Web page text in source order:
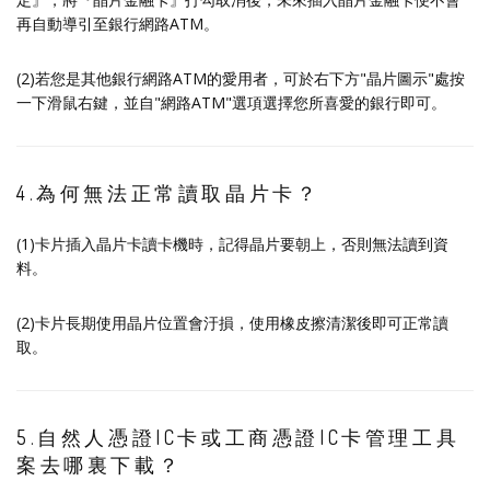
再自動導引至銀行網路ATM。
(2)若您是其他銀行網路ATM的愛用者，可於右下方"晶片圖示"處按
一下滑鼠右鍵，並自"網路ATM"選項選擇您所喜愛的銀行即可。
4.為何無法正常讀取晶片卡？
(1)卡片插入晶片卡讀卡機時，記得晶片要朝上，否則無法讀到資
料。
(2)卡片長期使用晶片位置會汙損，使用橡皮擦清潔後即可正常讀
取。
5.自然人憑證IC卡或工商憑證IC卡管理工具
案去哪裏下載？